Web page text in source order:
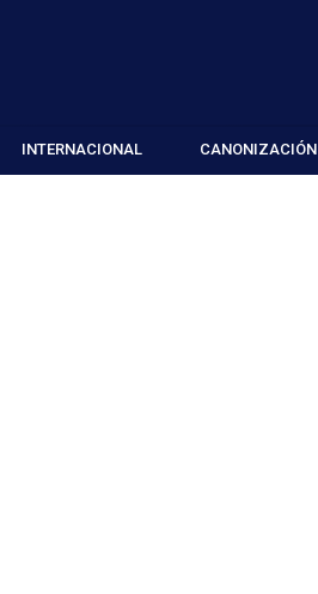
INTERNACIONAL CANONIZACIÓN